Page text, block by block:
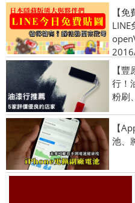
【
LINE
【
行！
粉刷
【
池、